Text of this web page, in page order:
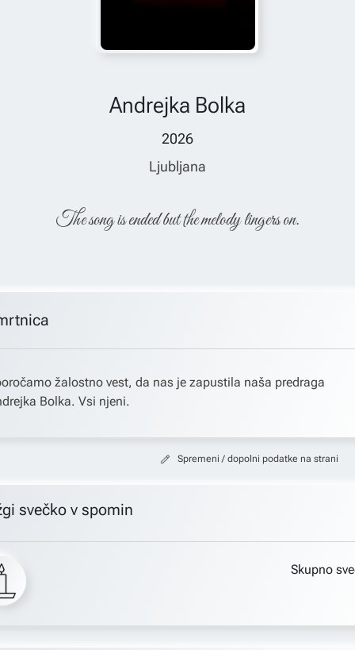
Andrejka Bolka
2026
Ljubljana
The song is ended but the melody lingers on.
žalostno vest, da nas je zapustila naša predraga
Bolka. Vsi njeni.
Spremeni / dopolni podatke na strani
svečko v spomin
Skupno